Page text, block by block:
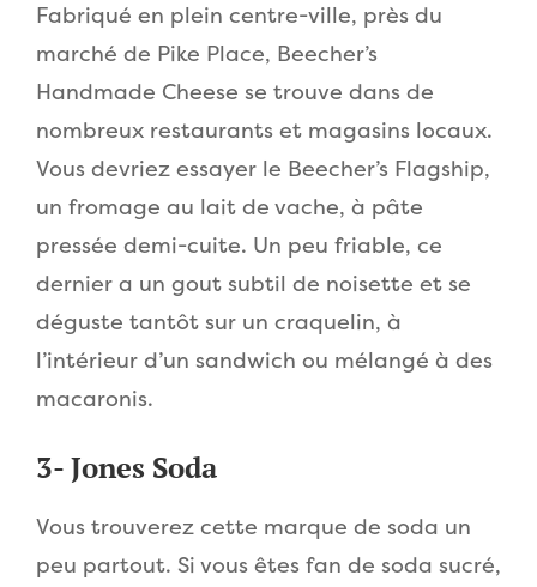
Fabriqué en plein centre-ville, près du
marché de Pike Place, Beecher’s
Handmade Cheese se trouve dans de
nombreux restaurants et magasins locaux.
Vous devriez essayer le Beecher’s Flagship,
un fromage au lait de vache, à pâte
pressée demi-cuite. Un peu friable, ce
dernier a un gout subtil de noisette et se
déguste tantôt sur un craquelin, à
l’intérieur d’un sandwich ou mélangé à des
macaronis.
3- Jones Soda
Vous trouverez cette marque de soda un
peu partout. Si vous êtes fan de soda sucré,